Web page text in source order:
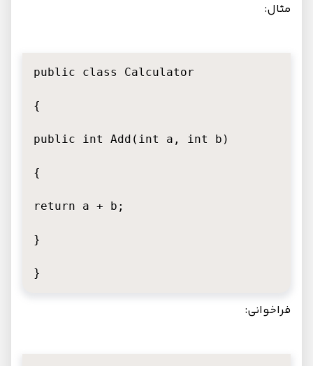
مثال:
public class Calculator
{
public int Add(int a, int b)
{
return a + b;
}
}
فراخوانی: